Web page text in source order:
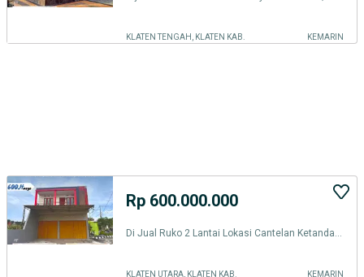
KLATEN TENGAH, KLATEN KAB. KEMARIN
Rp 600.000.000
KLATEN UTARA, KLATEN KAB. KEMARIN